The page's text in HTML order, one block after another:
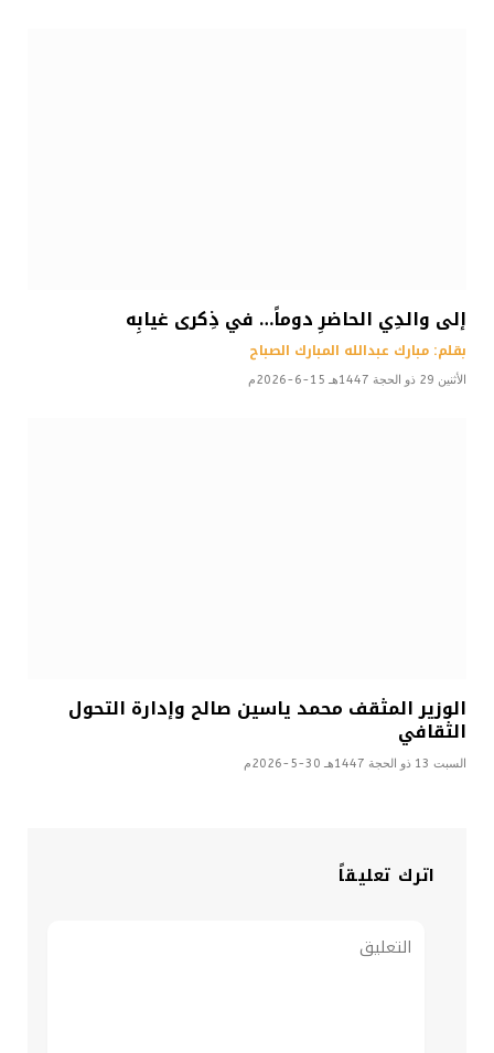
إلى والدِي الحاضرِ دوماً… في ذِكرى غيابِه
بقلم: مبارك عبدالله المبارك الصباح
الأثنين 29 ذو الحجة 1447هـ 15-6-2026م
الوزير المثقف محمد ياسين صالح وإدارة التحول
الثقافي
السبت 13 ذو الحجة 1447هـ 30-5-2026م
اترك تعليقاً